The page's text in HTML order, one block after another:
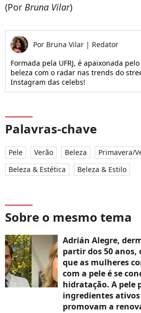
(Por Bruna Vilar)
Por Bruna Vilar | Redator
Formada pela UFRJ, é apaixonada
beleza com o radar nas trends do
Instagram das celebs!
Palavras-chave
Pele Verão Beleza Primavera/
Beleza & Estética
Beleza & Estilo
Sobre o mesmo tema
Adrián Alegre,
partir dos 50 anos,
que as mulheres
com a pele é se
hidratação. A pele
ingredientes
promovam a